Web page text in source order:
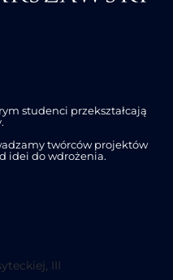
studenci przekształcają
twórców projektów
idei do wdrożenia.
III